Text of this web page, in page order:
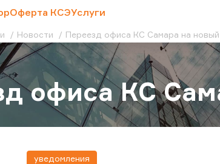
Оферта КСЭУслуги
Новости Переезд офиса КС Самара на
офиса КС
уведомления